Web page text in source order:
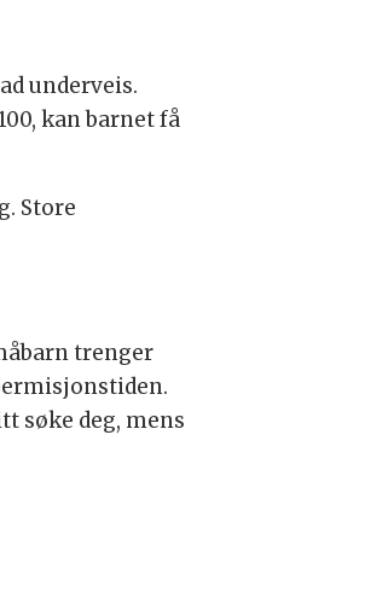
underveis.
kan barnet få
Store
trenger
søke deg, mens